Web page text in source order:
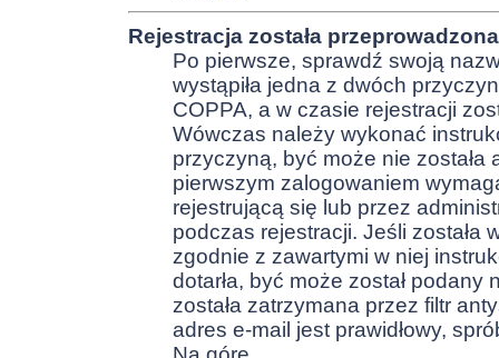
Rejestracja została
Po pierwsze, sprawdź swoją
wystąpiła jedna z dwóch
COPPA, a w czasie rejestracji
Wówczas należy wykonać
przyczyną, być może nie
pierwszym zalogowaniem
rejestrującą się lub przez
podczas rejestracji. Jeśli została
zgodnie z zawartymi w niej
dotarła, być może został podany
została zatrzymana przez filtr
adres e-mail jest prawidłowy,